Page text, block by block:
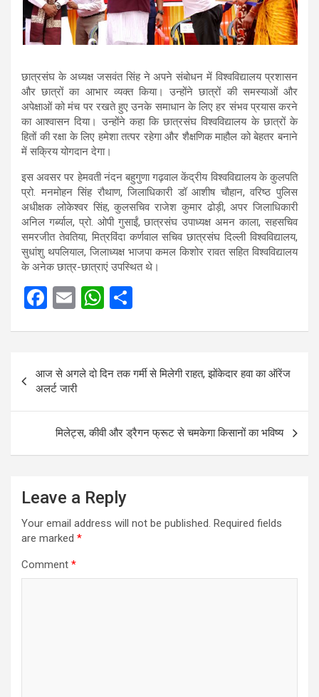
छात्रसंघ के अध्यक्ष जसवंत सिंह ने अपने संबोधन में विश्वविद्यालय प्रशासन
और छात्रों का आभार व्यक्त किया। उन्होंने छात्रों की समस्याओं और
अपेक्षाओं को मंच पर रखते हुए उनके समाधान के लिए हर संभव प्रयास करने
का आश्वासन दिया। उन्होंने कहा कि छात्रसंघ विश्वविद्यालय के छात्रों के
हितों की रक्षा के लिए हमेशा तत्पर रहेगा और शैक्षणिक माहौल को बेहतर बनाने
में सक्रिय योगदान देगा।
इस अवसर पर हेमवती नंदन बहुगुणा गढ़वाल केंद्रीय विश्वविद्यालय के कुलपति
प्रो. मनमोहन सिंह रौथाण, जिलाधिकारी डॉ आशीष चौहान, वरिष्ठ पुलिस
अधीक्षक लोकेश्वर सिंह, कुलसचिव राजेश कुमार ढोड़ी, अपर जिलाधिकारी
अनिल गर्ब्याल, प्रो. ओपी गुसाईं, छात्रसंघ उपाध्यक्ष अमन काला, सहसचिव
समरजीत तेवतिया, मित्रविंदा कर्णवाल सचिव छात्रसंघ दिल्ली विश्वविद्यालय,
सुधांशु थपलियाल, जिलाध्यक्ष भाजपा कमल किशोर रावत सहित विश्वविद्यालय
के अनेक छात्र-छात्राएं उपस्थित थे।
F
b
o
o
k
E
W
s
p
p
e
navigation
आज से अगले दो दिन तक गर्मी से मिलेगी राहत, झोंकेदार हवा का ऑरेंज
अलर्ट जारी
मिलेट्स, कीवी और ड्रैगन फ्रूट से चमकेगा किसानों का भविष्य
Leave a Reply
Your email address will not be published. Required fields
are marked *
Comment *